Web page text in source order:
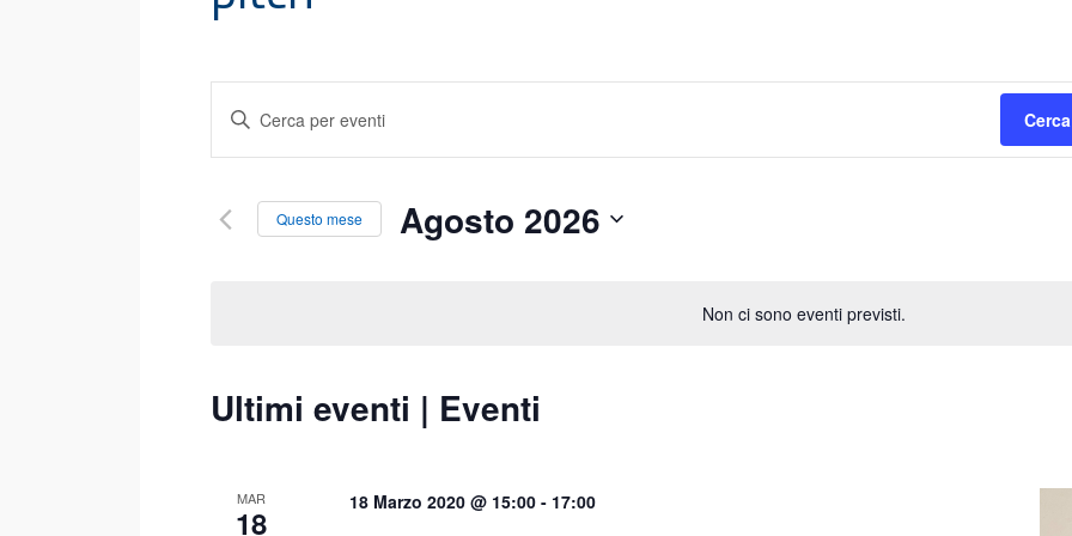
Non ci sono eventi previsti.
Eventi
Ricerca
e
viste
Inserisci
Cerca
Eventi
Questo mese Agosto 2026
Ultimi eventi | Eventi
MAR
18
18 Marzo 2020 @ 15:00- 17:00